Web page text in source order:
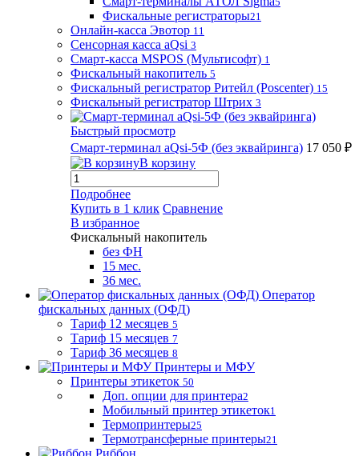
Фискальные регистраторы21
Онлайн-касса Эвотор 11
Сенсорная касса aQsi 3
Смарт-касса MSPOS (Мультисофт) 1
Фискальный накопитель 5
Фискальный регистратор Ритейл (Poscenter) 15
Фискальный регистратор Штрих 3
Быстрый просмотр
Смарт-терминал aQsi-5Ф (без эквайринга) 17 050 ₽
В корзину
Подробнее
Купить в 1 клик Сравнение
В избранное
Фискальный накопитель
без ФН
15 мес.
36 мес.
Оператор
фискальных данных (ОФД)
Тариф 12 месяцев 5
Тариф 15 месяцев 7
Тариф 36 месяцев 8
Принтеры и МФУ
Принтеры этикеток 50
Доп. опции для принтера2
Мобильный принтер этикеток1
Термопринтеры25
Термотрансферные принтеры21
Риббон